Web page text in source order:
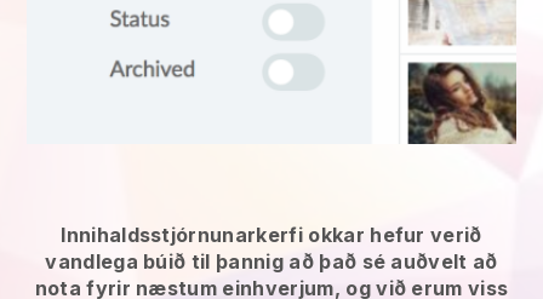
Innihaldsstjórnunarkerfi okkar hefur verið
vandlega búið til þannig að það sé auðvelt að
nota fyrir næstum einhverjum, og við erum viss